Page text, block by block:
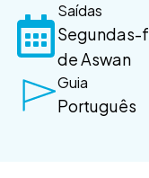
Saídas
Segundas-
de Aswan
Guia
Português